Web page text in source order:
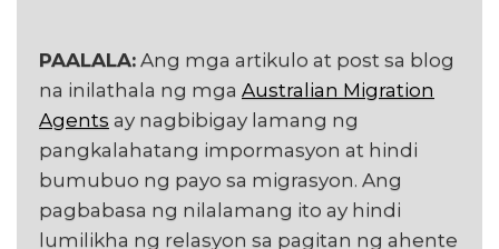
PAALALA: Ang mga artikulo at post sa blog
na inilathala ng mga Australian Migration
Agents ay nagbibigay lamang ng
pangkalahatang impormasyon at hindi
bumubuo ng payo sa migrasyon. Ang
pagbabasa ng nilalamang ito ay hindi
lumilikha ng relasyon sa pagitan ng ahente